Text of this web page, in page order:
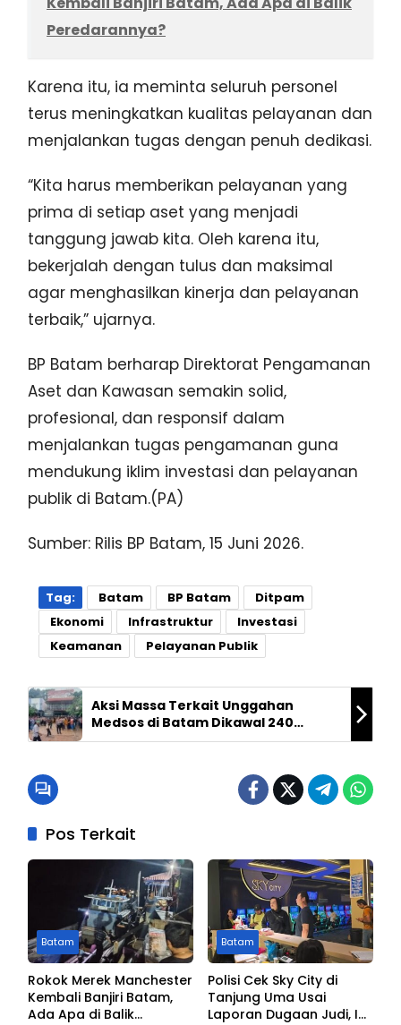
Peredarannya?
Karena itu, ia meminta seluruh personel
terus meningkatkan kualitas pelayanan dan
menjalankan tugas dengan penuh dedikasi.
“Kita harus memberikan pelayanan yang
prima di setiap aset yang menjadi
tanggung jawab kita. Oleh karena itu,
bekerjalah dengan tulus dan maksimal
agar menghasilkan kinerja dan pelayanan
terbaik,” ujarnya.
BP Batam berharap Direktorat Pengamanan
Aset dan Kawasan semakin solid,
profesional, dan responsif dalam
menjalankan tugas pengamanan guna
mendukung iklim investasi dan pelayanan
publik di Batam.(PA)
Sumber: Rilis BP Batam, 15 Juni 2026.
Tag: Batam BP Batam
Ditpam
Ekonomi
Infrastruktur
Investasi
Keamanan
Pelayanan Publik
Aksi Massa Terkait Unggahan
Medsos di Batam Dikawal 240
Personel Gabungan
Pos Terkait
Batam
Rokok Merek Manchester
Kembali Banjiri Batam,
Ada Apa di Balik
Batam
Polisi Cek Sky City di
Tanjung Uma Usai
Laporan Dugaan Judi, Ini